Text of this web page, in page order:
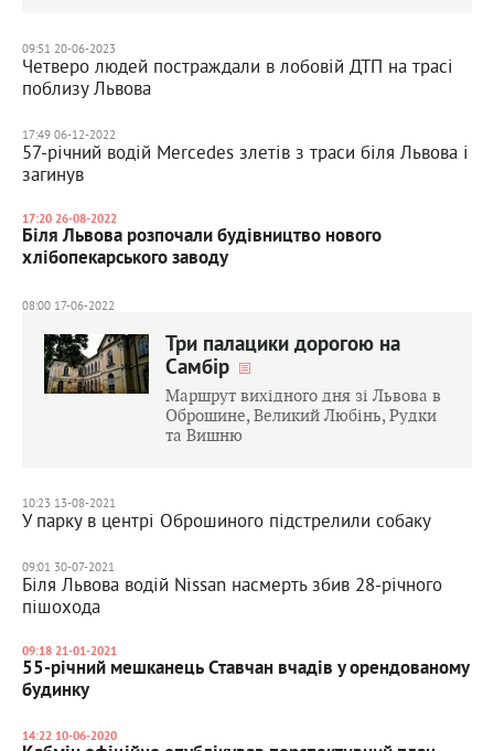
09:51 20-06-2023
Четверо людей постраждали в лобовій ДТП на трасі
поблизу Львова
17:49 06-12-2022
57-річний водій Mercedes злетів з траси біля Львова і
загинув
17:20 26-08-2022
Біля Львова розпочали будівництво нового
хлібопекарського заводу
08:00 17-06-2022
Три палацики дорогою на
Самбір
Маршрут вихідного дня зі Львова в
Оброшине, Великий Любінь, Рудки
та Вишню
10:23 13-08-2021
У парку в центрі Оброшиного підстрелили собаку
09:01 30-07-2021
Біля Львова водій Nissan насмерть збив 28-річного
пішохода
09:18 21-01-2021
55-річний мешканець Ставчан вчадів у орендованому
будинку
14:22 10-06-2020